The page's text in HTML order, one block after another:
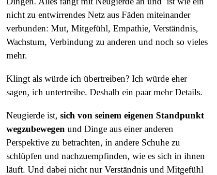
nicht zu entwirrendes Netz aus Fäden miteinander
verbunden: Mut, Mitgefühl, Empathie, Verständnis,
Wachstum, Verbindung zu anderen und noch so vieles
mehr.
Klingt als würde ich übertreiben? Ich würde eher
sagen, ich untertreibe. Deshalb ein paar mehr Details.
Neugierde ist,sich von seinem eigenen Standpunkt
wegzubewegen und Dinge aus einer anderen
Perspektive zu betrachten, in andere Schuhe zu
schlüpfen und nachzuempfinden, wie es sich in ihnen
läuft. Und dabei nicht nur Verständnis und Mitgefühl